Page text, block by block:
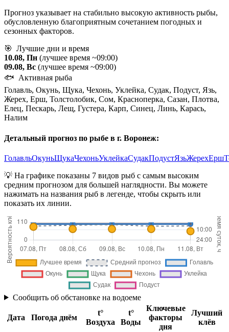
Прогноз указывает на стабильно высокую активность рыбы,
обусловленную благоприятным сочетанием погодных и
сезонных факторов.
🎯 Лучшие дни и время
10.08, Пн (лучшее время ~09:00)
09.08, Вс (лучшее время ~09:00)
🐟 Активная рыба
Голавль, Окунь, Щука, Чехонь, Уклейка, Судак, Подуст, Язь,
Жерех, Ерш, Толстолобик, Сом, Красноперка, Сазан, Плотва,
Елец, Пескарь, Лещ, Густера, Карп, Синец, Линь, Карась,
Налим
Детальный прогноз по рыбе в г. Воронеж:
ГолавльОкуньЩукаЧехоньУклейкаСудакПодустЯзьЖерехЕрш
💡 На графике показаны 7 видов рыб с самым высоким
средним прогнозом для большей наглядности. Вы можете
нажимать на названия рыб в легенде, чтобы скрыть или
показать их линии.
Сообщить об обстановке на водоеме
Дата Погода днём
t°
Воздуха
t°
Воды
Ключевые
факторы
дня
Лучший
клёв